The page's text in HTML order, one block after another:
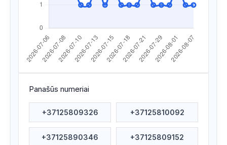
Apsilankyta ataskaitoje 2026/07/15 07:52
Apsilankyta ataskaitoje 2026/07/15 06:02
Paieška 2026/07/11 20:09
Panašūs numeriai
+37125809326 +37125810092
+37125890346 +37125809152